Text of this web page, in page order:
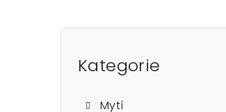
P
Přeskočit
kategorie
Kategorie
Mytí